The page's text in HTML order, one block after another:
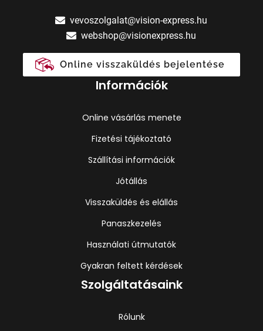
vevoszolgalat@vision-express.hu
webshop@visionexpress.hu
Online visszaküldés bejelentése
Információk
Online vásárlás menete
Fizetési tájékoztató
Szállítási információk
Jótállás
Visszaküldés és elállás
Panaszkezelés
Használati útmutatók
Gyakran feltett kérdések
Szolgáltatásaink
Rólunk